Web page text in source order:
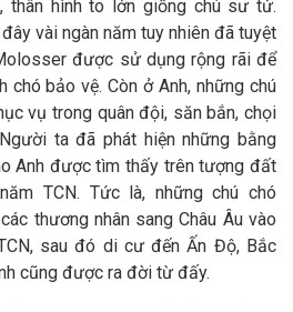
Chính sách vận chuyển
Chính sách bảo mật
sách đổi trả
ĐÀI TƯ VẤN
thân hình to lớn giống chú sư tử.
vài ngàn năm tuy nhiên đã tuyệt
được sử dụng rộng rãi để
chó bảo vệ. Còn ở Anh, những chú
vụ trong quân đội, săn bắn, chọi
ta đã phát hiện những bằng
Anh được tìm thấy trên tượng đất
TCN. Tức là, những chú chó
thương nhân sang Châu Âu vào
sau đó di cư đến Ấn Độ, Bắc
cũng được ra đời từ đấy.